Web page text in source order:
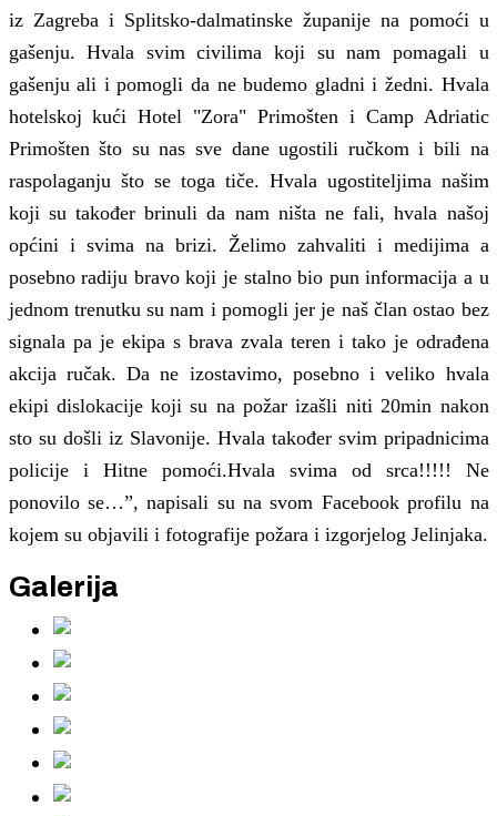
iz Zagreba i Splitsko-dalmatinske županije na pomoći u
gašenju. Hvala svim civilima koji su nam pomagali u
gašenju ali i pomogli da ne budemo gladni i žedni. Hvala
hotelskoj kućiHotel "Zora" Primošten i Camp Adriatic
Primošten što su nas sve dane ugostili ručkom i bili na
raspolaganju što se toga tiče. Hvala ugostiteljima našim
koji su također brinuli da nam ništa ne fali, hvala našoj
općini i svima na brizi. Želimo zahvaliti i medijima a
posebno radiju bravokoji je stalno bio pun informacija a u
jednom trenutku su nam i pomogli jer je naš član ostao bez
signala pa je ekipa s brava zvala teren i tako je odrađena
akcija ručak. Da ne izostavimo, posebno i veliko hvala
ekipi dislokacije koji su na požar izašli niti 20min nakon
sto su došli iz Slavonije. Hvala također svim pripadnicima
policije i Hitne pomoći.Hvala svima od srca!!!!! Ne
ponovilo se…”,napisali su na svom Facebook profilu na
kojem su objavili i fotografije požara i izgorjelog Jelinjaka.
Galerija